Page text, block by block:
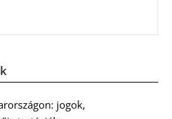
jogok,